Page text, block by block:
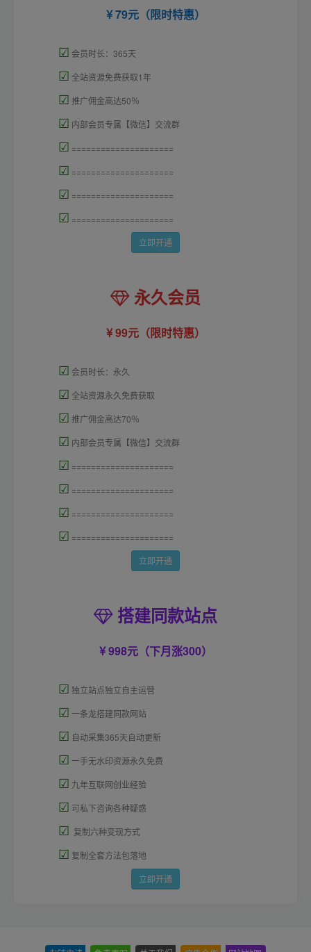
79元（限时特惠）
☑ 会员时长：365天
☑ 全站资源免费获取1年
☑ 推广佣金高达50％
☑ 内部会员专属【微信】交流群
☑ =====================
☑ =====================
☑ =====================
☑ =====================
立即开通
永久会员
99元（限时特惠）
☑ 会员时长：永久
☑ 全站资源永久免费获取
☑ 推广佣金高达70％
☑ 内部会员专属【微信】交流群
☑ =====================
☑ =====================
☑ =====================
☑ =====================
立即开通
搭建同款站点
998元（下月涨300）
☑ 独立站点独立自主运营
☑ 一条龙搭建同款网站
☑ 自动采集365天自动更新
☑ 一手无水印资源永久免费
☑ 九年互联网创业经验
☑ 可私下咨询各种疑惑
☑ 复制六种变现方式
☑ 复制全套方法包落地
立即开通